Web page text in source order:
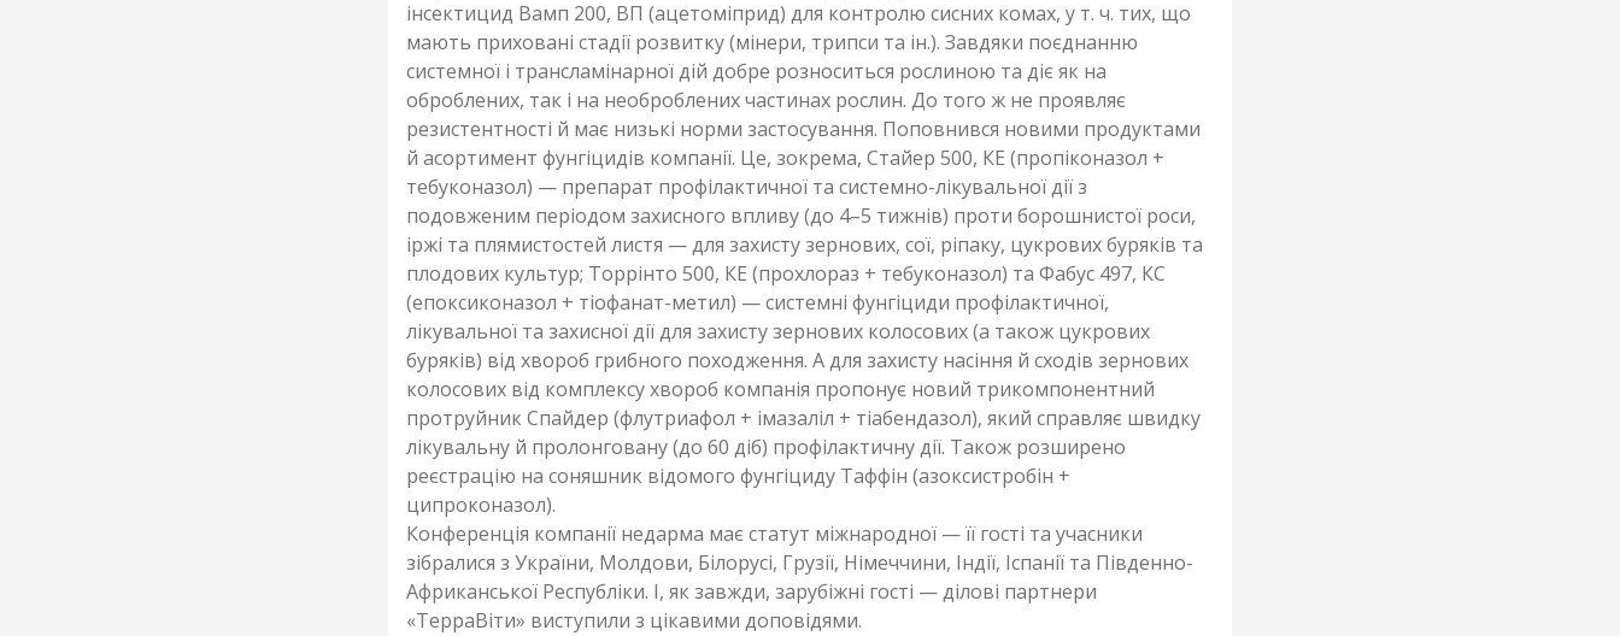
інсектицид Вамп 200, ВП (ацетоміприд) для контролю сисних комах, у т. ч. тих, що
мають приховані стадії розвитку (мінери, трипси та ін.). Завдяки поєднанню
системної і трансламінарної дій добре розноситься рослиною та діє як на
оброблених, так і на необроблених частинах рослин. До того ж не проявляє
резистентності й має низькі норми застосування. Поповнився новими продуктами
й асортимент фунгіцидів компанії. Це, зокрема, Стайер 500, КЕ (пропіконазол +
тебуконазол) — препарат профілактичної та системно-лікувальної дії з
подовженим періодом захисного впливу (до 4–5 тижнів) проти борошнистої роси,
іржі та плямистостей листя — для захисту зернових, сої, ріпаку, цукрових буряків та
плодових культур; Торрінто 500, КЕ (прохлораз + тебуконазол) та Фабус 497, КС
(епоксиконазол + тіофанат-метил) — системні фунгіциди профілактичної,
лікувальної та захисної дії для захисту зернових колосових (а також цукрових
буряків) від хвороб грибного походження. А для захисту насіння й сходів зернових
колосових від комплексу хвороб компанія пропонує новий трикомпонентний
протруйник Спайдер (флутриафол + імазаліл + тіабендазол), який справляє швидку
лікувальну й пролонговану (до 60 діб) профілактичну дії. Також розширено
реєстрацію на соняшник відомого фунгіциду Таффін (азоксистробін +
ципроконазол).
Конференція компанії недарма має статут міжнародної — її гості та учасники
зібралися з України, Молдови, Білорусі, Грузії, Німеччини, Індії, Іспанії та Південно-
Африканської Республіки. І, як завжди, зарубіжні гості — ділові партнери
«ТерраВіти» виступили з цікавими доповідями.